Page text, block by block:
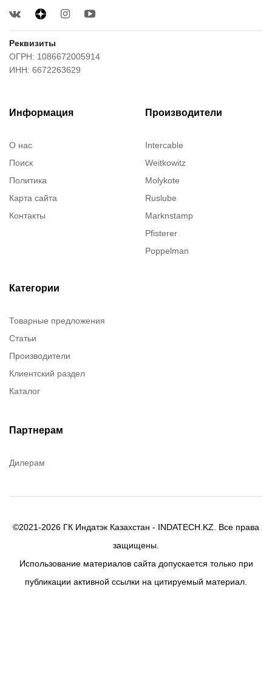
Реквизиты
ОГРН: 1086672005914
ИНН: 6672263629
Информация
О нас
Поиск
Политика
Карта сайта
Контакты
Производители
Intercable
Weitkowitz
Molykote
Ruslube
Marknstamp
Pfisterer
Poppelman
Категории
Товарные предложения
Статьи
Производители
Клиентский раздел
Каталог
Партнерам
Дилерам
©2021-2026 ГК Индатэк Казахстан - INDATECH.KZ. Все права
защищены.
Использование материалов сайта допускается только при
публикации активной ссылки на цитируемый материал.